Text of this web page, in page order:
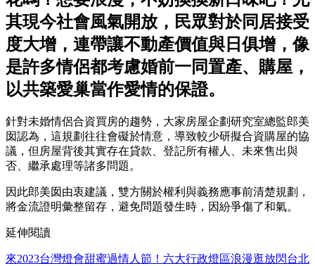
其現今社會風氣開放，民眾對於同居接受
度大增，連帶讓不動產價值與日俱增，像
是許多情侶都考慮婚前一同置產、購屋，
以共築愛巢當作愛情的保證。
針對未婚情侶合資買房的趨勢，大家房屋企劃研究室總監郎美
囡認為，這規劃往往會礙於情意，導致較少研擬合資購屋的協
議，但房屋背後其實存在貸款、登記所有權人、未來售出與
否、繼承處理等諸多問題。
因此郎美囡由衷建議，雙方關於權利與義務應事前清楚規劃，
將金流證明彙整留存，避免問題發生時，因紛爭傷了和氣。
延伸閱讀
來2023台灣燈會甜蜜過情人節！六大行政燈區浪漫逛放閃台北